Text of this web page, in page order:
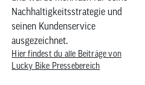
Nachhaltigkeitsstrategie und
seinen Kundenservice
ausgezeichnet.
Hier findest du alle Beiträge von
Lucky Bike Pressebereich